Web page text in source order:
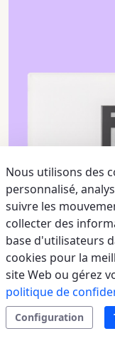
Nous utilisons des
personnalisé,
suivre les
collecter des
base d'utilisateurs
cookies pour la
site Web ou gérez
politique de
Configuration